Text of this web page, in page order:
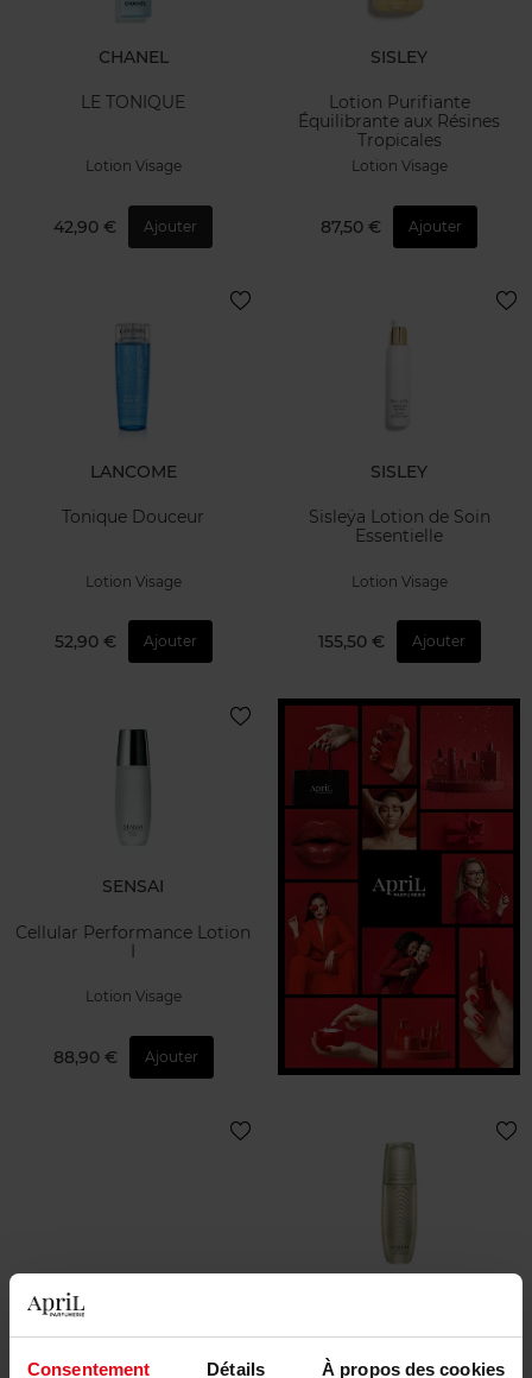
Consentement Détails À propos des cookies
CHANEL
LE TONIQUE
Lotion Visage
42,90 € Ajouter
SISLEY
Lotion Purifiante
Équilibrante aux Résines
Tropicales
Lotion Visage
87,50 € Ajouter
LANCOME
Tonique Douceur
Lotion Visage
52,90 € Ajouter
SISLEY
Sisleÿa Lotion de Soin
Essentielle
Lotion Visage
155,50 € Ajouter
SENSAI
Cellular Performance Lotion
I
Lotion Visage
88,90 € Ajouter